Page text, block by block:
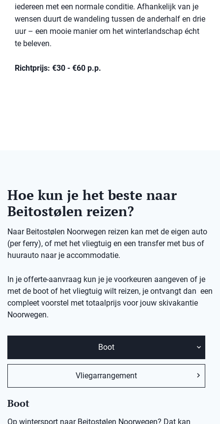
iedereen met een normale conditie. Afhankelijk van je
wensen duurt de wandeling tussen de anderhalf en drie
uur – een mooie manier om het winterlandschap écht
te beleven.
Richtprijs: €30 - €60 p.p.
Hoe kun je het beste naar
Beitostølen reizen?
Naar Beitostølen Noorwegen reizen kan met de eigen auto
(per ferry), of met het vliegtuig en een transfer met bus of
huurauto naar je accommodatie.
In je offerte-aanvraag kun je je voorkeuren aangeven of je
met de boot of het vliegtuig wilt reizen, je ontvangt dan een
compleet voorstel met totaalprijs voor jouw skivakantie
Noorwegen.
Boot
Vliegarrangement
Boot
Op wintersport naar Beitostølen Noorwegen? Dat kan